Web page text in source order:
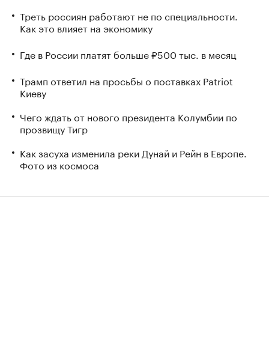
Треть россиян работают не по специальности.
Как это влияет на экономику
Где в России платят больше ₽500 тыс. в месяц
Трамп ответил на просьбы о поставках Patriot
Киеву
Чего ждать от нового президента Колумбии по
прозвищу Тигр
Как засуха изменила реки Дунай и Рейн в Европе.
Фото из космоса